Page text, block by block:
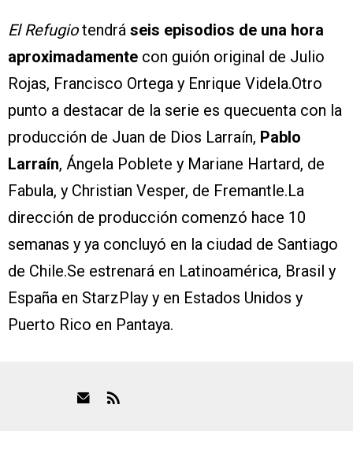
El Refugiotendrá seis episodios de una hora
aproximadamente con guión original de Julio
Rojas, Francisco Ortega y Enrique Videla.Otro
punto a destacar de la serie es quecuenta con la
producción de Juan de Dios Larraín, Pablo
Larraín, Ángela Poblete y Mariane Hartard, de
Fabula, y Christian Vesper, de Fremantle.La
dirección de producción comenzó hace 10
semanas y ya concluyó en la ciudad de Santiago
de Chile.Se estrenará en Latinoamérica, Brasil y
España en StarzPlay y en Estados Unidos y
Puerto Rico en Pantaya.